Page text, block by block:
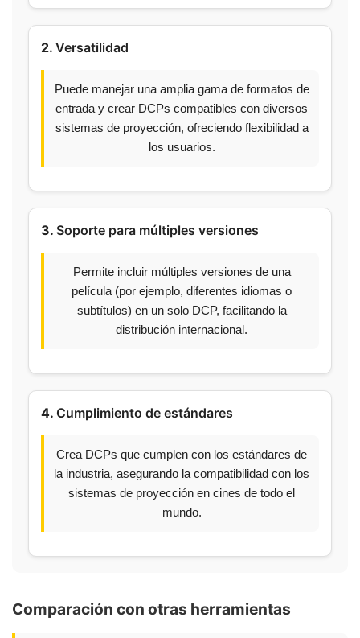
2. Versatilidad
Puede manejar una amplia gama de formatos de
entrada y crear DCPs compatibles con diversos
sistemas de proyección, ofreciendo flexibilidad a
los usuarios.
3. Soporte para múltiples versiones
Permite incluir múltiples versiones de una
película (por ejemplo, diferentes idiomas o
subtítulos) en un solo DCP, facilitando la
distribución internacional.
4. Cumplimiento de estándares
Crea DCPs que cumplen con los estándares de
la industria, asegurando la compatibilidad con los
sistemas de proyección en cines de todo el
mundo.
Comparación con otras herramientas